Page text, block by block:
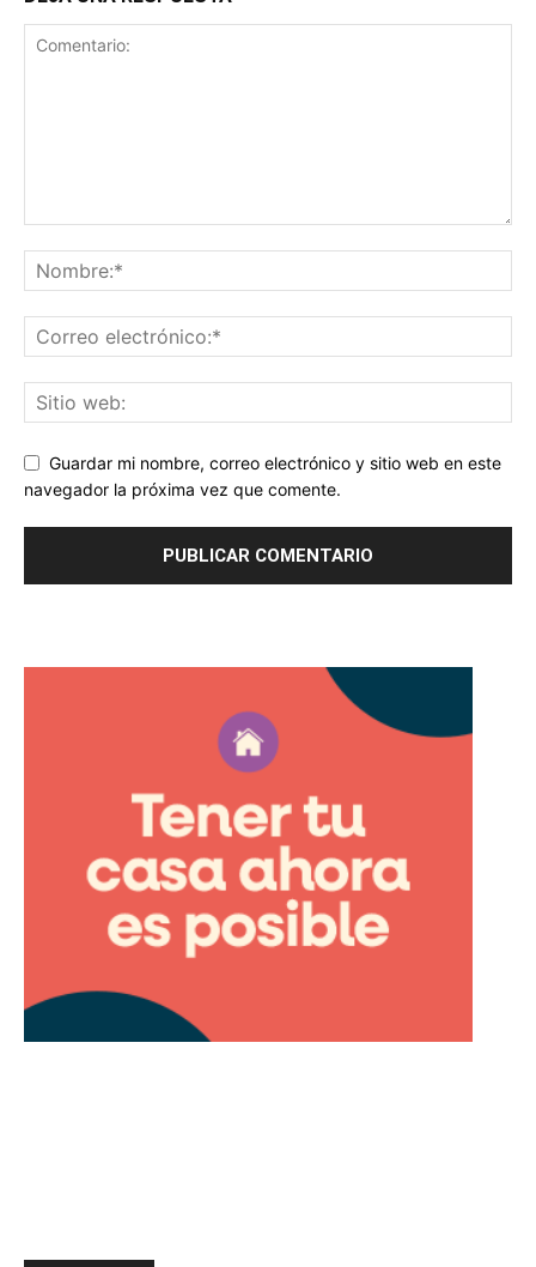
Guardar mi nombre, correo electrónico y sitio web en este
navegador la próxima vez que comente.